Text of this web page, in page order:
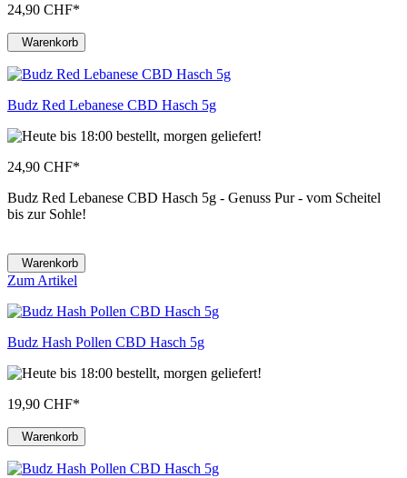
24,90 CHF*
Warenkorb
Budz Red Lebanese CBD Hasch 5g
24,90 CHF*
Budz Red Lebanese CBD Hasch 5g - Genuss Pur - vom Scheitel
bis zur Sohle!
Warenkorb
Zum Artikel
Budz Hash Pollen CBD Hasch 5g
19,90 CHF*
Warenkorb